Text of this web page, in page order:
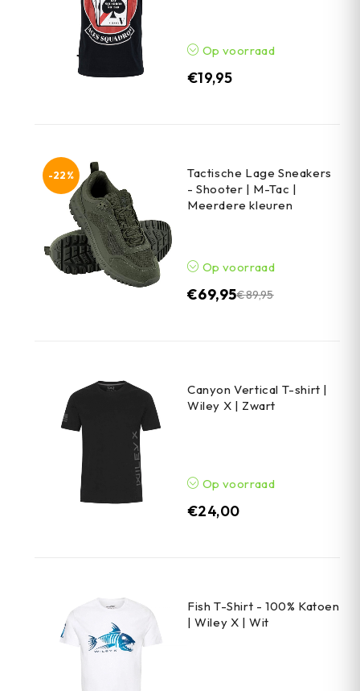
Op voorraad
€19,95
-22%
Tactische Lage Sneakers
- Shooter | M-Tac |
Meerdere kleuren
Op voorraad
€89,95
€69,95
Canyon Vertical T-shirt |
Wiley X | Zwart
Op voorraad
€24,00
Fish T-Shirt - 100% Katoen
| Wiley X | Wit